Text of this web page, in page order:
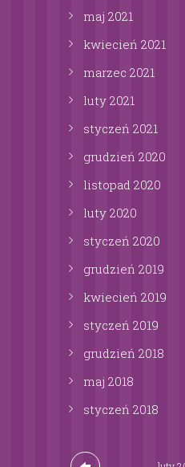
maj 2021
kwiecień 2021
marzec 2021
luty 2021
styczeń 2021
grudzień 2020
listopad 2020
luty 2020
styczeń 2020
grudzień 2019
kwiecień 2019
styczeń 2019
grudzień 2018
maj 2018
styczeń 2018